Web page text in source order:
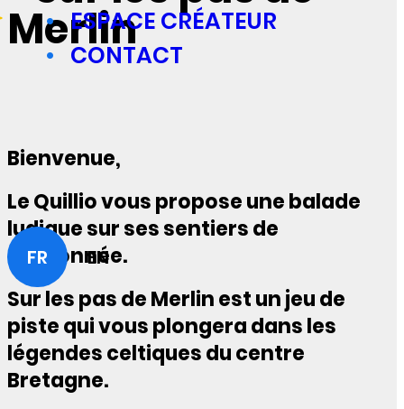
ESPACE CRÉATEUR
CONTACT
FR EN
Merlin
Bienvenue,
Le Quillio vous propose une balade
ludique sur ses sentiers de
randonnée.
Sur les pas de Merlin est un jeu de
piste qui vous plongera dans les
légendes celtiques du centre
Bretagne.